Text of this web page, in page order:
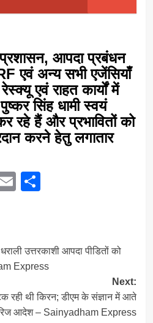
आपदा प्रबंधन
एवं अन्य सभी एजेंसियाँ
एवं राहत कार्यों में
सिंह धामी स्वयं
रहे हैं और प्रभावितों को
करने हेतु लगातार
EmailShare
उत्तरकाशी आपदा पीडितों को
Express
Next:
रही थी किरन; डीएम के संज्ञान में आते
आदेश – Sainyadham Express